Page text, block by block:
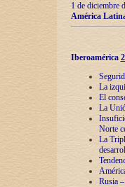
1 de diciembre
América
Iberoamérica
La
El
La
Norte
La
Rusia